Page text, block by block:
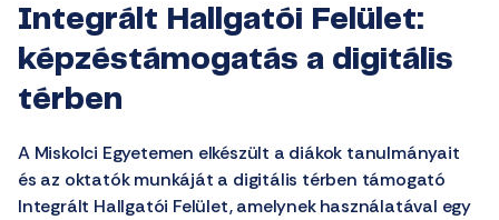
Integrált Hallgatói Felület:
képzéstámogatás a digitális
térben
A Miskolci Egyetemen elkészült a diákok tanulmányait
és az oktatók munkáját a digitális térben támogató
Integrált Hallgatói Felület, amelynek használatával egy